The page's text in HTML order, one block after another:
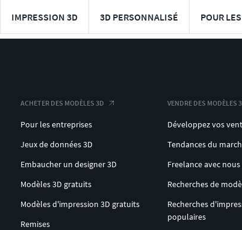
IMPRESSION 3D 3D PERSONNALISÉ POUR
ACHETER DES MODÈLES 3D
Pour les entreprises
Jeux de données 3D
Embaucher un designer 3D
Modèles 3D gratuits
Modèles d'impression 3D gratuits
Remises
VENDRE DES MODÈLES
Développez vos
Tendances du
Freelance avec nous
Recherches de
Recherches
populaires